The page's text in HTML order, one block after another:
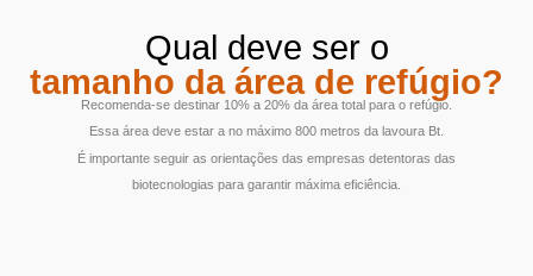
Qual deve ser o
tamanho da área de refúgio?
Recomenda-se destinar 10% a 20% da área total para o refúgio.
Essa área deve estar a no máximo 800 metros da lavoura Bt.
É importante seguir as orientações das empresas detentoras das
biotecnologias para garantir máxima eficiência.